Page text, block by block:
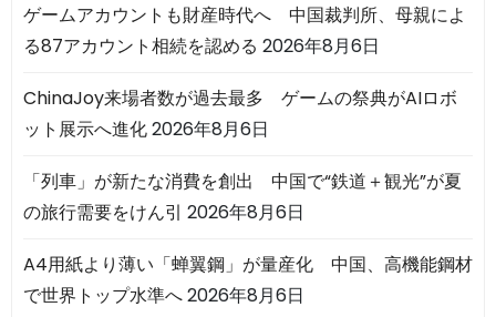
ゲームアカウントも財産時代へ 中国裁判所、母親によ
る87アカウント相続を認める 2026年8月6日
ChinaJoy来場者数が過去最多 ゲームの祭典がAIロボ
ット展示へ進化2026年8月6日
「列車」が新たな消費を創出 中国で“鉄道＋観光”が夏
の旅行需要をけん引 2026年8月6日
A4用紙より薄い「蝉翼鋼」が量産化 中国、高機能鋼材
で世界トップ水準へ2026年8月6日